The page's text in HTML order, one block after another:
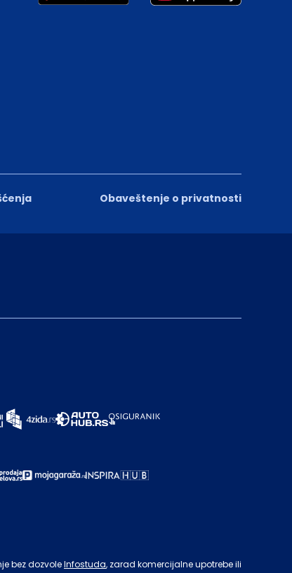
Obaveštenje o privatnosti
bez dozvoleInfostuda, zarad komercijalne upotrebe ili